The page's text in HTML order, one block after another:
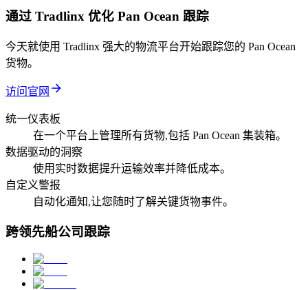
通过 Tradlinx 优化 Pan Ocean 跟踪
今天就使用 Tradlinx 强大的物流平台开始跟踪您的 Pan Ocean
货物。
访问官网
统一仪表板
在一个平台上管理所有货物,包括 Pan Ocean 集装箱。
数据驱动的洞察
使用实时数据提升运输效率并降低成本。
自定义警报
自动化通知,让您随时了解关键货物事件。
跨领先船公司跟踪